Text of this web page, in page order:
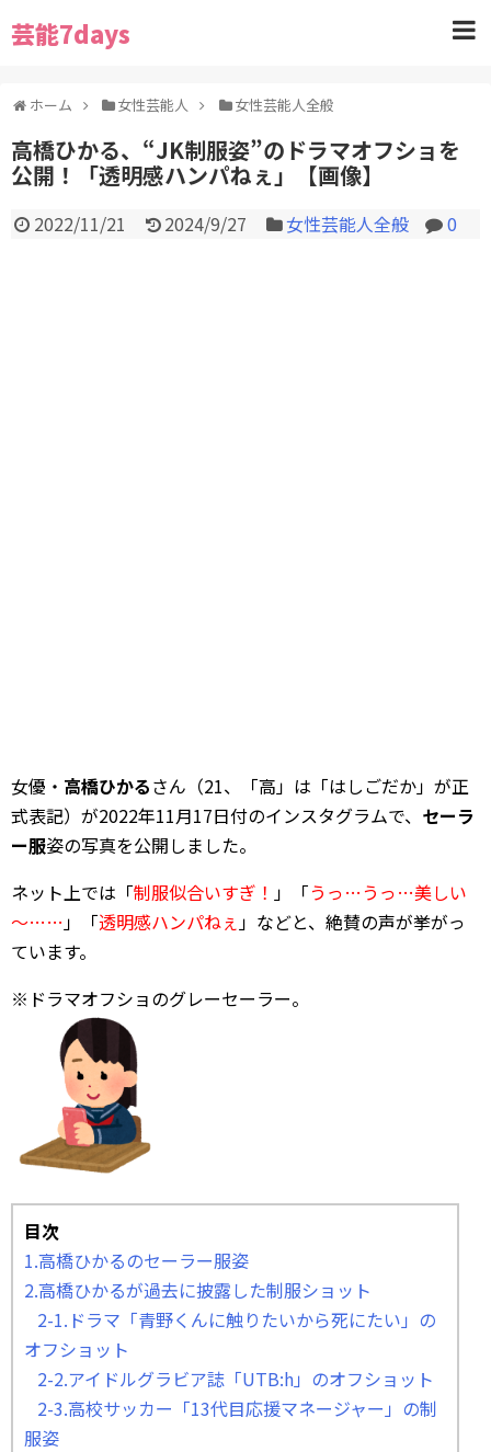
芸能7days
ホーム 女性芸能人 女性芸能人全般
高橋ひかる、“JK制服姿”のドラマオフショを
公開！「透明感ハンパねぇ」【画像】
2022/11/21 2024/9/27 女性芸能人全般 0
女優・ 高橋ひかるさん（21、「高」は「はしごだか」が正
式表記）が2022年11月17日付のインスタグラムで、 セーラ
ー服姿の写真を公開しました。
ネット上では「制服似合いすぎ！ 」「うっ…うっ…美しい
～……」「透明感ハンパねぇ」などと、絶賛の声が挙がっ
ています。
※ドラマオフショのグレーセーラー。
目次
1.高橋ひかるのセーラー服姿
2.高橋ひかるが過去に披露した制服ショット
2-1.ドラマ「青野くんに触りたいから死にたい」の
オフショット
2-2.アイドルグラビア誌「UTB:h」のオフショット
2-3.高校サッカー「13代目応援マネージャー」の制
服姿